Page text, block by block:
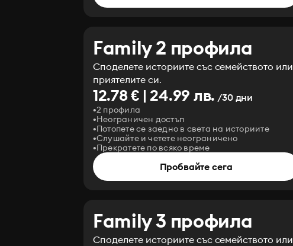
Family 2 профила
Споделете историите със семейството или
приятелите си.
12.78 € | 24.99 лв. /30 дни
2 профила
Неограничен достъп
Потопете се заедно в света на историите
Слушайте и четете неограничено
Прекратете по всяко време
Пробвайте сега
Family 3 профила
Споделете историите със семейството или